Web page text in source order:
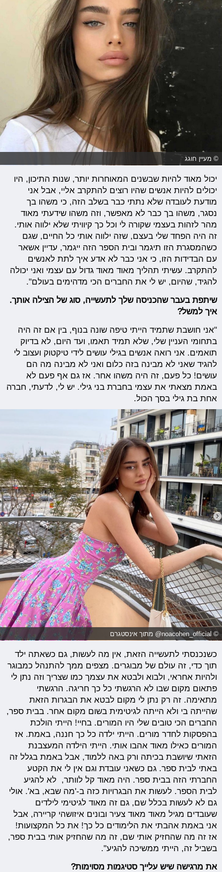
© מעיין חוגג
יכול מאוד להיות שבשנים המאוחרות יותר, שנות התיכון, היו
יכולים להיות אנשים שהיו רוצים להתקרב אליי, אבל אני
מודעת לעובדה שלא נתתי כבר בשלב הזה, כי משהו בך
נסגר, משהו בך כבר לא מאפשר, וזה משהו שידעתי מאוד
מהר לזהות בעצמי שקורה לי וכל כך קיוויתי שלא ילווה אותי.
זה היה הפחד שלי בעצם, שזה ילווה אותי כל החיים, שגם
כשהמסגרת הזו תיגמר ובית הספר הזה ייגמר, עדיין אשאר
עם הבדידות הזו, כי אני כבר לא אדע איך לתת לאנשים
להתקרב. עשיתי תהליך מאוד מאוד גדול עם עצמי ואני יכולה
להגיד, שהיום, יש לי את החברים הכי מדהימים בעולם".
שיתפת בעבר שהכניסה שלך לתעשייה, סוג של הצילה אותך.
איך למשל?
"אני חושבת שתמיד הייתי טיפה שונה בנוף, בין אם זה היה
בתחומי העניין שלי, שלא תמיד תאמו, ועד היום, לא בדיוק
תואמים. אני רואה אנשים בגילי עושים לידי טיקטוק ועצוב לי
להגיד שאני לא מבינה בזה כלום ואני לא מבינה מה הם
עושים! כל פעם, זה היה משהו אחר. אז גם אף פעם לא
באמת מצאתי את עצמי בחברת בני גילי. יש לי, לדעתי, חברה
אחת בת גילי בסך הכול.
© noacohen_official@ מתוך אינסטגרם
כשנכנסתי לתעשייה הזאת, אין מה לעשות, גם כשאתה ילד
תוך כדי, זה עולם של מבוגרים. מצפים ממך להתנהל כמבוגר
ולהיות אחראי, ולבוא ולבטא את עצמך כמו שצריך וזה נתן לי
פתאום מקום שבו לא הרגשתי כל כך חריגה. הרגשתי
מתאימה. זה רק נתן לי מקום לבטא את הבגרות הזאת
שהייתה בי ולא הייתה לגיטימית בשום מקום אחר. בבית ספר,
החברים הכי טובים שלי היו המורים. בחיי! הייתי הולכת
בהפסקות לחדר מורים. הייתי ילדה כל כך חננה, באמת. אז
המורים כאילו מאוד אהבו אותי. הייתי הילדה המעצבנת
הזאתי שיושבת בכיתה ורק באה ללמוד, אבל באמת בגלל זה
באתי לבית ספר. גם כשאני עובדת וגם אין לי את הקטע
החברתי הזה בבית ספר. היה מאוד קל לוותר, לא להגיע
לבית הספר. לעשות את הבגרויות כזה ב-'מה שבא, בא'. אולי
גם לא לעשות בכלל שם, גם זה מאוד לגיטימי לילדים
שעובדים מגיל מאוד מאוד צעיר ובונים איזושהי קריירה, אבל
אני באמת אהבתי את הלימודים כל כך! את כל המקצועות!
אז זה מה שהחזיק אותי שם, זה מה שהחזיק אותי בבית ספר,
בשביל זה, הייתי ממשיכה להגיע".
את מרגישה שיש עלייך סטיגמות מסוימות?